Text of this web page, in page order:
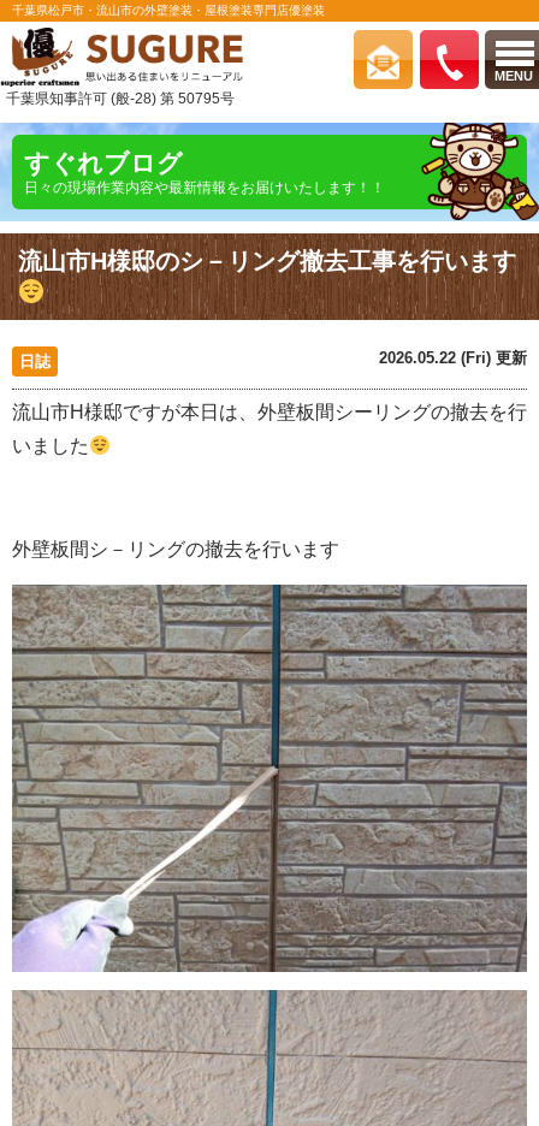
MENU
千葉県松戸市・流山市の外壁塗装・屋根塗装専門店優塗装
千葉県知事許可 (般-28) 第 50795号
すぐれブログ
日々の現場作業内容や最新情報をお届けいたします！！
流山市H様邸のシ－リング撤去工事を行います
日誌 2026.05.22 (Fri) 更新
流山市H様邸ですが本日は、外壁板間シーリングの撤去を行
いました
外壁板間シ－リングの撤去を行います